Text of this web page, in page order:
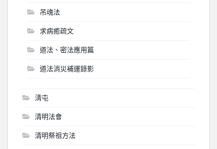
吊魂法
求病癒疏文
道法、密法應用篇
道法消災補運錄影
淸屯
清明法會
清明祭祖方法